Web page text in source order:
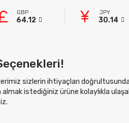
GBP
64.12
JPY
30.14
sizlerin ihtiyaçları
almak istediğiniz ürüne kolaylıkla